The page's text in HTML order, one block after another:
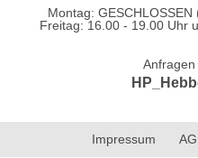
Montag:
Freitag: 16.00 - 19.00 Uhr
Impressum